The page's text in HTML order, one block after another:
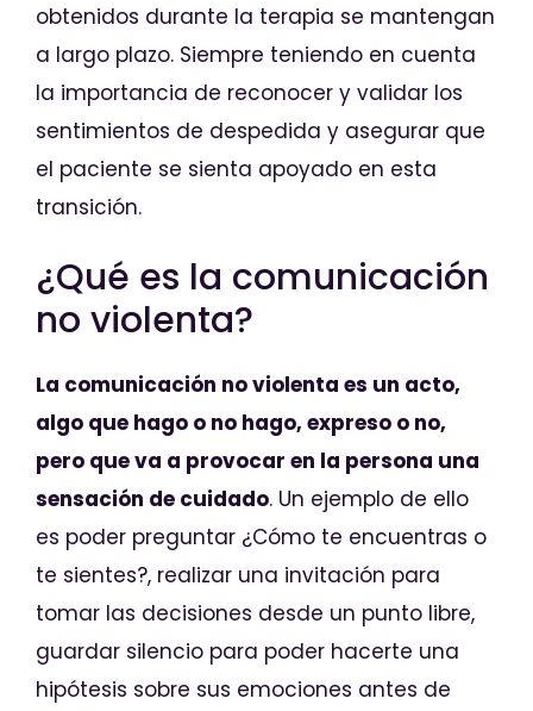
obtenidos durante la terapia se mantengan
a largo plazo. Siempre teniendo en cuenta
la importancia de reconocer y validar los
sentimientos de despedida y asegurar que
el paciente se sienta apoyado en esta
transición.
¿Qué es la comunicación
no violenta?
La comunicación no violenta es un acto,
algo que hago o no hago, expreso o no,
pero que va a provocar en la persona una
sensación de cuidado. Un ejemplo de ello
es poder preguntar ¿Cómo te encuentras o
te sientes?, realizar una invitación para
tomar las decisiones desde un punto libre,
guardar silencio para poder hacerte una
hipótesis sobre sus emociones antes de